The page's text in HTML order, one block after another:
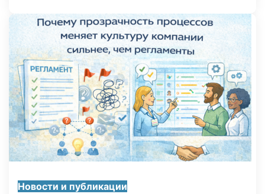
Новости и публикации